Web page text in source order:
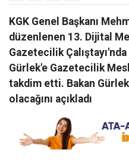
KGK Genel Başkanı
düzenlenen 13. Dijital
Gazetecilik Çalıştayı'nda
Gürlek'e Gazetecilik
takdim etti. Bakan
olacağını açıkladı